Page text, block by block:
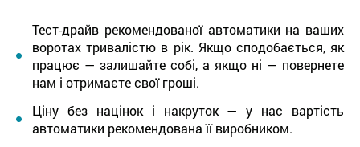
Тест-драйв рекомендованої автоматики на ваших
воротах тривалістю в рік. Якщо сподобається, як
працює — залишайте собі, а якщо ні — повернете
нам і отримаєте свої гроші.
Ціну без націнок і накруток — у нас вартість
автоматики рекомендована її виробником.